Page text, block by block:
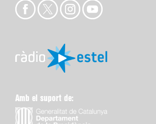
Amb el suport de: